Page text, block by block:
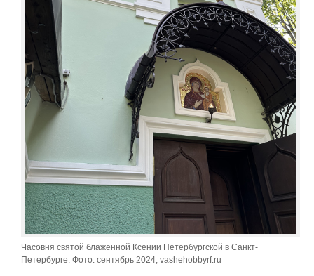
Часовня святой блаженной Ксении Петербургской в Санкт-
Петербурге. Фото: сентябрь 2024, vashehobbyrf.ru